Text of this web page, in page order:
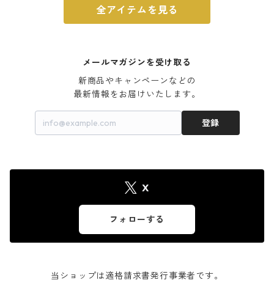
全アイテムを見る
メールマガジンを受け取る
新商品やキャンペーンなどの
最新情報をお届けいたします。
登録
X
フォローする
当ショップは適格請求書発行事業者です。